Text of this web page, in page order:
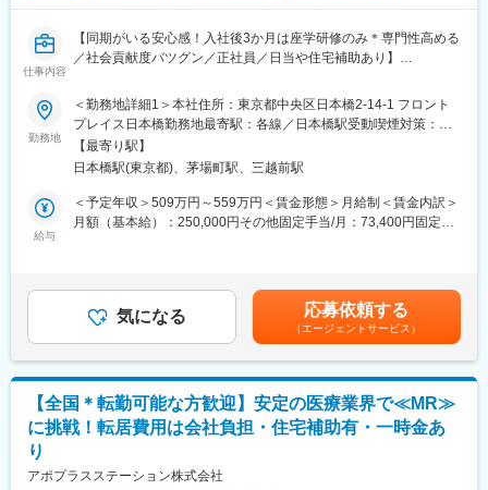
Gm8rqdqY
変更の範囲：会社の定める業務
治療、地域医療課題に貢献することができます。
■安心の研修体制：
・入社から3か月間：座学研修（導入教育）のみ
・導入教育終了後は、Web講義、e-Learning、集合研修を組み合
わせて行う、MR認定試験に100％を担保する対策講座がありま
す。
・現場配属後も月1回以上の面談を設けており、成果を出すための
★入社同期がいるため、一緒に頑張れる環境です！専門性の高い
営業職が目指せます。
・誰にとっても必要不可欠な医療業界は、景気の影響に左右され
にくく、安定した売上を誇っています。
・当社は、東証プライム上場以来、10期連続で増収中のクオール
グループに属しており、主力事業を担っています。
＜頑張りは適切に評価＞
成果に応じた評価制度が整っており、頑張り次第で大幅な年収UP
も目指せます。
■福利厚生（転勤を伴う場合）：
仕事内容
【同期がいる安心感！入社後3か月は座学研修のみ＊専門性高める
／社会貢献度バツグン／正社員／日当や住宅補助あり】
★本ポジションは、未経験から医療業界で活躍できます！
・医療を通じて社会に貢献したい
・仕事を通じて学びを深め自己の成長を実感したい
・専門職として知識、技能を身に付けたい
・内資系の安定企業で働きたい
という方にはおススメです！
＜2人に1人は未経験入社、75%は異業種からの転職者です＞
品に関する情報提供を行います。
医薬品は「どの成分に、どのような効果があって、誰に使うと良
いのか」などの情報が付加されて、初めて効果的に使うことがで
きます。医師への適切な医薬品情報の提供を通じて、患者さんの
勤務地
＜勤務地詳細1＞本社住所：東京都中央区日本橋2-14-1 フロント
プレイス日本橋勤務地最寄駅：各線／日本橋駅受動喫煙対策：敷
地内喫煙可能場所あり＜勤務地詳細2＞全国エリア住所：全国エリ
ア 受動喫煙対策：屋内全面禁煙変更の範囲：会社の定める事業所
【最寄り駅】
日本橋駅(東京都)、茅場町駅、三越前駅
給与
＜予定年収＞509万円～559万円＜賃金形態＞月給制＜賃金内訳＞
月額（基本給）：250,000円その他固定手当/月：73,400円固定残
どを考慮し、規定により決定します。※年収の他に別途日当（月額
3～4万円）・諸手当有昇給：年1回★頑張りに応じて年収UP★赴
任先の評価次第で大幅に年収をUPできます。（年2回業績給改
定）賃金はあくまでも目安の金額であり、選考を通じて上下する
可能性があります。月給(月額)は固定手当を含めた表記です。
気になる 応募依頼する
（エージェントサービス）
【全国＊転勤可能な方歓迎】安定の医療業界で≪MR≫
に挑戦！転居費用は会社負担・住宅補助有・一時金あ
り
アポプラスステーション株式会社